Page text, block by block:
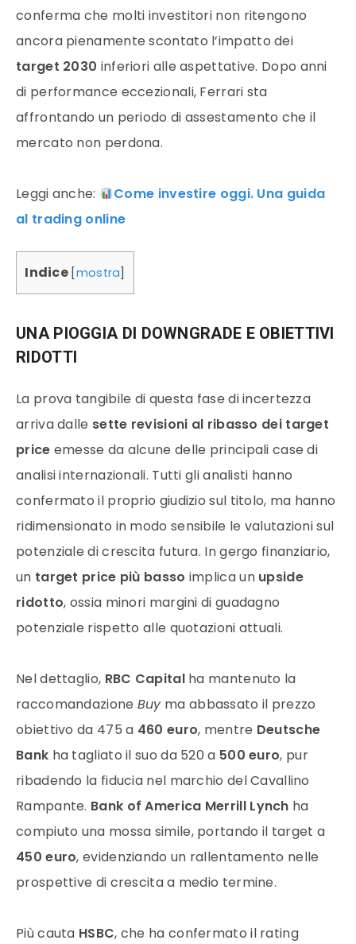
conferma che molti investitori non ritengono
ancora pienamente scontato l’impatto dei
target 2030 inferiori alle aspettative. Dopo anni
di performance eccezionali, Ferrari sta
affrontando un periodo di assestamento che il
mercato non perdona.
Leggi anche:
Come investire oggi. Una guida
al trading online
Indice [mostra
UNA PIOGGIA DI DOWNGRADE E OBIETTIVI
RIDOTTI
La prova tangibile di questa fase di incertezza
arriva dalle sette revisioni al ribasso dei target
price emesse da alcune delle principali case di
analisi internazionali. Tutti gli analisti hanno
confermato il proprio giudizio sul titolo, ma hanno
ridimensionato in modo sensibile le valutazioni sul
potenziale di crescita futura. In gergo finanziario,
un target price più basso implica un upside
ridotto, ossia minori margini di guadagno
potenziale rispetto alle quotazioni attuali.
Nel dettaglio, RBC Capitalha mantenuto la
raccomandazione Buyma abbassato il prezzo
obiettivo da 475 a 460 euro, mentre Deutsche
Bank ha tagliato il suo da 520 a 500 euro, pur
ribadendo la fiducia nel marchio del Cavallino
Rampante. Bank of America Merrill Lynch ha
compiuto una mossa simile, portando il target a
450 euro, evidenziando un rallentamento nelle
prospettive di crescita a medio termine.
Più cauta HSBC, che ha confermato il rating